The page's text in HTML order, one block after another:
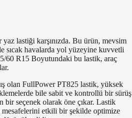
lastiği karşınızda. Bu ürün, mevsim
sıcak havalarda yol yüzeyine kuvvetli
60 R15 Boyutundaki bu lastik, araç
olan FullPower PT825 lastik, yüksek
bile sabit ve kontrollü bir sürüş
bir seçenek olarak öne çıkar. Lastik
mesafelerini etkili bir şekilde optimize